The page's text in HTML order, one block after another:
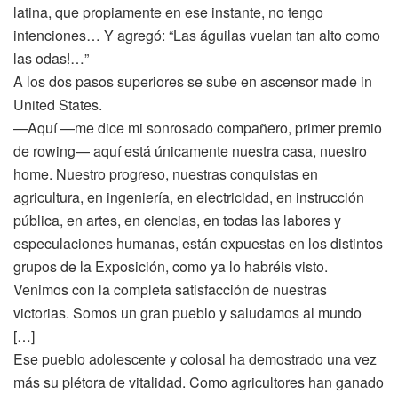
latina, que propiamente en ese instante, no tengo
intenciones… Y agregó: “Las águilas vuelan tan alto como
las odas!…”
A los dos pasos superiores se sube en ascensor made in
United States.
—Aquí —me dice mi sonrosado compañero, primer premio
de rowing— aquí está únicamente nuestra casa, nuestro
home. Nuestro progreso, nuestras conquistas en
agricultura, en ingeniería, en electricidad, en instrucción
pública, en artes, en ciencias, en todas las labores y
especulaciones humanas, están expuestas en los distintos
grupos de la Exposición, como ya lo habréis visto.
Venimos con la completa satisfacción de nuestras
victorias. Somos un gran pueblo y saludamos al mundo
[…]
Ese pueblo adolescente y colosal ha demostrado una vez
más su plétora de vitalidad. Como agricultores han ganado